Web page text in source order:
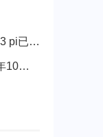
央视曝光pi币最新最真实报道2023 pi已经成功了是真的吗（假的）
pi币今天最新官方消息真实2025年10月 派币今天最新消息介绍